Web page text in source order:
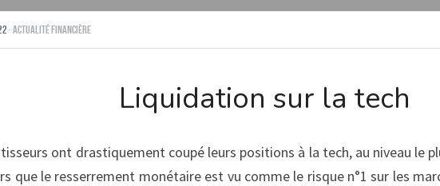
·Actualité financière
Liquidation sur la tech
ont drastiquement coupé leurs positions à la tech, au niveau le
que le resserrement monétaire est vu comme le risque n°1 sur les